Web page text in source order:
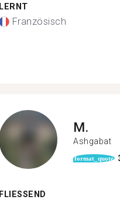
LERNT
Französisch
M.
Ashgabat
format_quote
FLIESSEND